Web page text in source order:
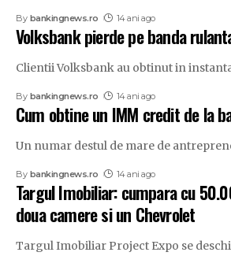
By bankingnews.ro 14 ani ago
Volksbank pierde pe banda
Clientii Volksbank au obtinut in
By bankingnews.ro 14 ani ago
Cum obtine un IMM credit de la
Un numar destul de mare de
By bankingnews.ro 14 ani ago
Targul Imobiliar: cumpara cu
doua camere si un Chevrolet
Targul Imobiliar Project Expo se